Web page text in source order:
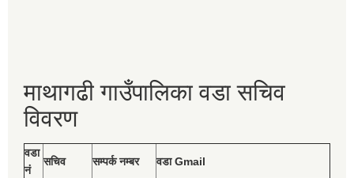
माथागढी गाउँपालिका वडा सचिव
विवरण
वडा
नं
सचिव सम्पर्क नम्बर वडा Gmail